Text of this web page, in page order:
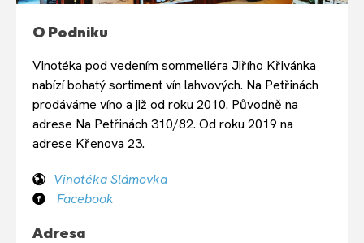
O Podniku
Vinotéka pod vedením sommeliéra Jiřího Křivánka
nabízí bohatý sortiment vín lahvových. Na Petřinách
prodáváme víno a již od roku 2010. Původně na
adrese Na Petřinách 310/82. Od roku 2019 na
adrese Křenova 23.
Vinotéka Slámovka
Facebook
Adresa